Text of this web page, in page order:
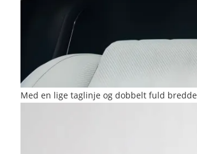
Med en lige taglinje og dobbelt fuld